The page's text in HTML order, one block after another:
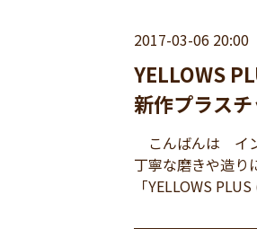
2017-03-06 20:00
YELLOWS
新作プラスチ
こんばんは イ
丁寧な磨きや造り
「YELLOWS